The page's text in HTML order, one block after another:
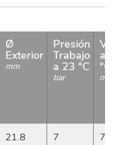
Ø
Exterior
mm
Presión
Trabajo
a 23 °C
bar
a
°C
m/
21.8 7 7